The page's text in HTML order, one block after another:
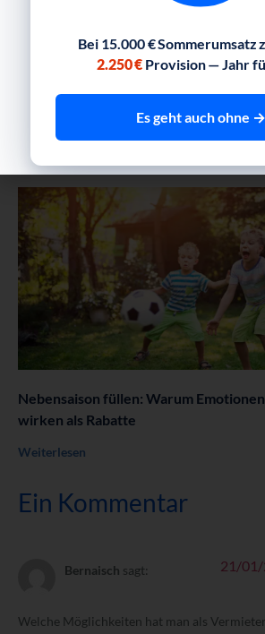
Hier finden Kurzentschlossene noch
spontanen Osterurlaub
Nebensaison füllen: Warum
wirken als Rabatte
Weiterlesen
Ein Kommentar
Bernaisch sagt: 21/01/
Welche Möglichkeiten hat man als
Bei 15.000 € Sommerumsatz
2.250 € Provision — Jahr
Es geht auch ohne →